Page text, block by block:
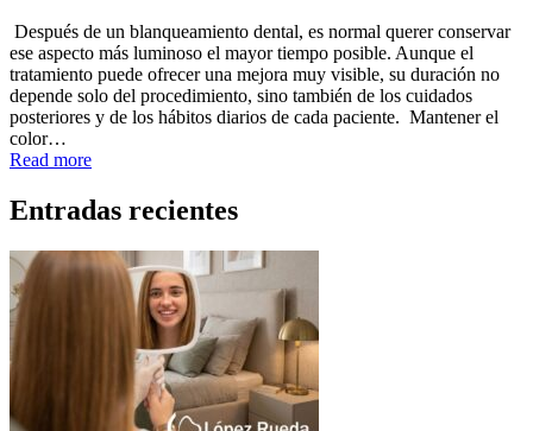
Después de un blanqueamiento dental, es normal querer conservar
ese aspecto más luminoso el mayor tiempo posible. Aunque el
tratamiento puede ofrecer una mejora muy visible, su duración no
depende solo del procedimiento, sino también de los cuidados
posteriores y de los hábitos diarios de cada paciente. Mantener el
color…
Read more
Entradas recientes